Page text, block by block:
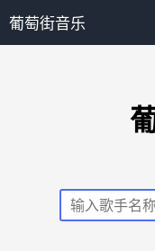
葡萄街音乐